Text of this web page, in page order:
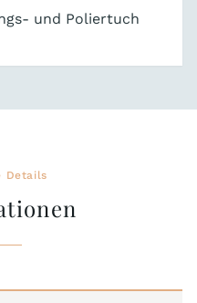
und Poliertuch
Details